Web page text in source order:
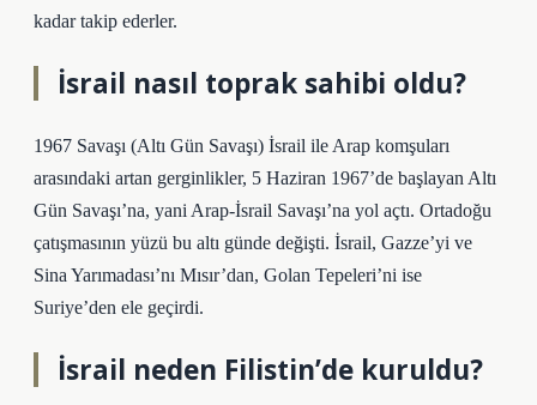
kadar takip ederler.
İsrail nasıl toprak sahibi oldu?
1967 Savaşı (Altı Gün Savaşı) İsrail ile Arap komşuları
arasındaki artan gerginlikler, 5 Haziran 1967’de başlayan Altı
Gün Savaşı’na, yani Arap-İsrail Savaşı’na yol açtı. Ortadoğu
çatışmasının yüzü bu altı günde değişti. İsrail, Gazze’yi ve
Sina Yarımadası’nı Mısır’dan, Golan Tepeleri’ni ise
Suriye’den ele geçirdi.
İsrail neden Filistin’de kuruldu?